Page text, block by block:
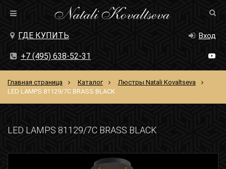
+7 (495) 638-52-31
ГДЕ КУПИТЬ Вход
Главная страница Каталог
Люстры Natali Kovaltseva
LED LAMPS 81129/7C BRASS BLACK
LED LAMPS 81129/7C BRASS BLACK